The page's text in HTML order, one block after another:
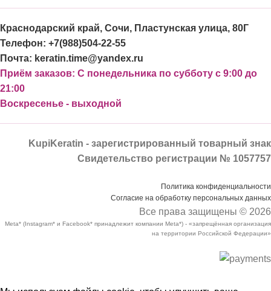
Краснодарский край, Сочи, Пластунская улица, 80Г
Телефон: +7(988)504-22-55
Почта: keratin.time@yandex.ru
Приём заказов: С понедельника по субботу с 9:00 до
21:00
Воскресенье - выходной
KupiKeratin - зарегистрированный товарный знак
Свидетельство регистрации № 1057757
Политика конфиденциальности
Согласие на обработку персональных данных
Все права защищены © 2026
Meta* (Instagram* и Facebook* принадлежит компании Meta*) - «запрещённая организация
на территории Российской Федерации»